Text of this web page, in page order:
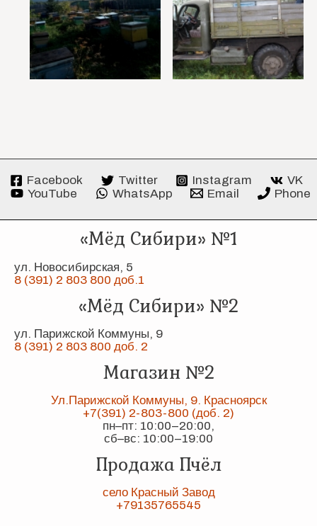
Facebook Twitter Instagram
VK
YouTube
WhatsApp Email Phone
«Мёд Сибири» №1
ул. Новосибирская, 5
8 (391) 2 803 800 доб.1
«Мёд Сибири» №2
ул. Парижской Коммуны, 9
8 (391) 2 803 800 доб. 2
Магазин №2
Ул.Парижской Коммуны, 9. Красноярск
+7(391) 2-803-800 (доб. 2)
пн–пт: 10:00–20:00,
сб–вс: 10:00–19:00
Продажа Пчёл
село Красный Завод
+79135765545